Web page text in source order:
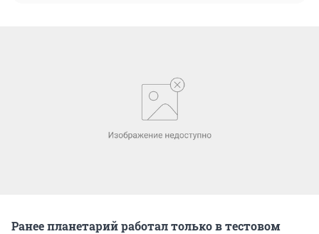
Ранее планетарий работал только в тестовом